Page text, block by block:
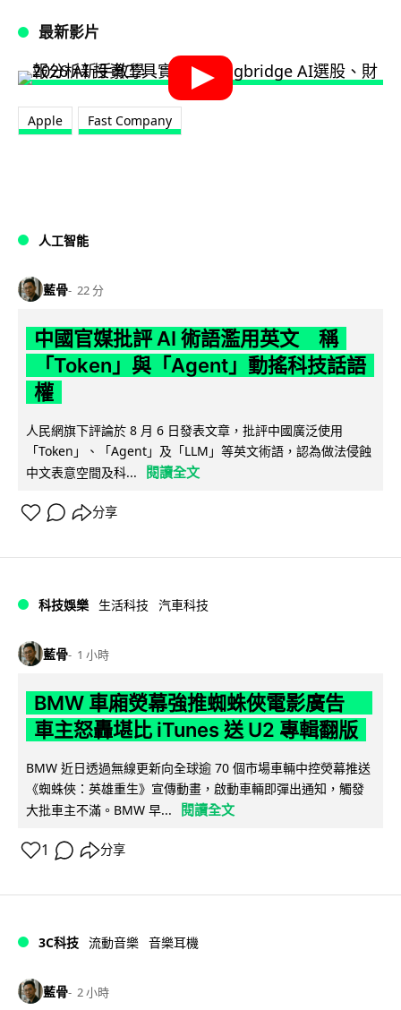
最新影片
Apple Fast Company
人工智能
藍骨 22 分
中國官媒批評 AI 術語濫用英文 稱
「Token」與「Agent」動搖科技話語
權
人民網旗下評論於 8 月 6 日發表文章，批評中國廣泛使用
「Token」、「Agent」及「LLM」等英文術語，認為做法侵蝕
中文表意空間及科...
閱讀全文
分享
科技娛樂 生活科技 汽車科技
藍骨 1 小時
BMW 車廂熒幕強推蜘蛛俠電影廣告
車主怒轟堪比 iTunes 送 U2 專輯翻版
BMW 近日透過無線更新向全球逾 70 個市場車輛中控熒幕推送
《蜘蛛俠：英雄重生》宣傳動畫，啟動車輛即彈出通知，觸發
大批車主不滿。BMW 早...
閱讀全文
1 分享
3C科技 流動音樂 音樂耳機
藍骨 2 小時